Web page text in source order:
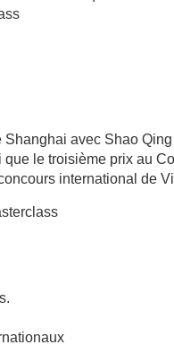
avec Shao
le troisième prix au
international de